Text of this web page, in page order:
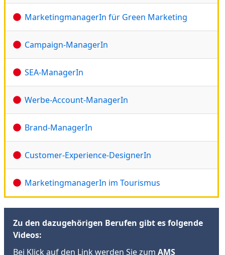
MarketingmanagerIn für Green Marketing
Campaign-ManagerIn
SEA-ManagerIn
Werbe-Account-ManagerIn
Brand-ManagerIn
Customer-Experience-DesignerIn
MarketingmanagerIn im Tourismus
Zu den dazugehörigen Berufen gibt es folgende
Videos:
Bei Klick auf den Link werden Sie zum AMS